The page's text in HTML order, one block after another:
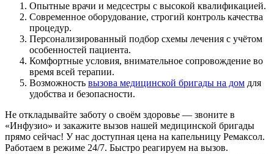
Опытные врачи и медсестры с высокой квалификацией.
Современное оборудование, строгий контроль качества
процедур.
Персонализированный подбор схемы лечения с учётом
особенностей пациента.
Комфортные условия, внимательное сопровождение во
время всей терапии.
Возможность вызова медицинской бригады на дом для
удобства и безопасности.
Не откладывайте заботу о своём здоровье — звоните в
«Инфузио» и закажите вызов нашей медицинской бригады
прямо сейчас! У нас доступная цена на капельницу Ремаксол.
Работаем в режиме 24/7. Быстро реагируем на вызов.